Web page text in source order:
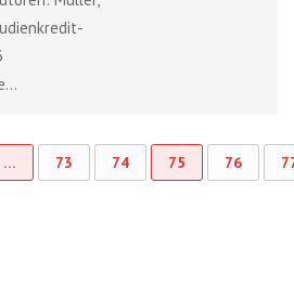
… 73 74 75 76